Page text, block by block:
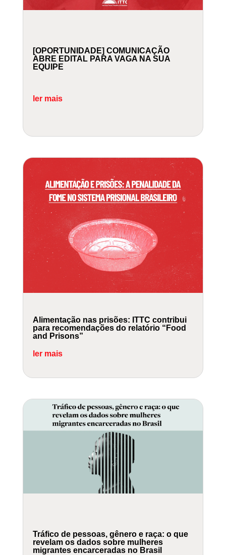
[OPORTUNIDADE] COMUNICAÇÃO
ABRE EDITAL PARA VAGA NA SUA
EQUIPE
ler mais
Alimentação nas prisões: ITTC contribui
para recomendações do relatório “Food
and Prisons”
ler mais
Tráfico de pessoas, gênero e raça: o que
revelam os dados sobre mulheres
migrantes encarceradas no Brasil